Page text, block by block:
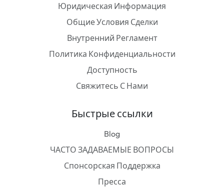
Юридическая Информация
Общие Условия Сделки
Внутренний Регламент
Политика Конфиденциальности
Доступность
Свяжитесь С Нами
Быстрые ссылки
Blog
ЧАСТО ЗАДАВАЕМЫЕ ВОПРОСЫ
Спонсорская Поддержка
Пресса